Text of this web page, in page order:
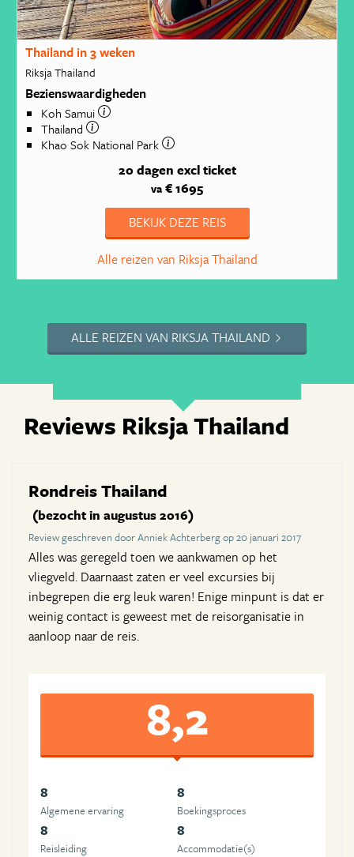
Thailand in 3 weken
Riksja Thailand
Bezienswaardigheden
Koh Samui
Thailand
Khao Sok National Park
20 dagen excl ticket
va € 1695
BEKIJK DEZE REIS
Alle reizen van Riksja Thailand
ALLE REIZEN VAN RIKSJA THAILAND
Reviews Riksja Thailand
Rondreis Thailand
(bezocht in augustus 2016)
Review geschreven door Anniek Achterberg op 20 januari 2017
Alles was geregeld toen we aankwamen op het
vliegveld. Daarnaast zaten er veel excursies bij
inbegrepen die erg leuk waren! Enige minpunt is dat er
weinig contact is geweest met de reisorganisatie in
aanloop naar de reis.
8,2
8
Algemene ervaring
8
Boekingsproces
8
Reisleiding
8
Accommodatie(s)